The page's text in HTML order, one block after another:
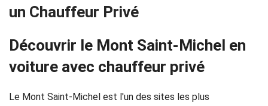
BOOK
un Chauffeur Privé
Découvrir le Mont Saint-Michel en
voiture avec chauffeur privé
Le Mont Saint-Michel est l'un des sites les plus